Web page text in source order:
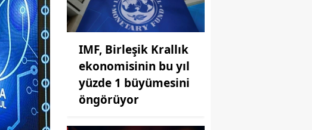
IMF, Birleşik Krallık
ekonomisinin bu yıl
yüzde 1 büyümesini
öngörüyor